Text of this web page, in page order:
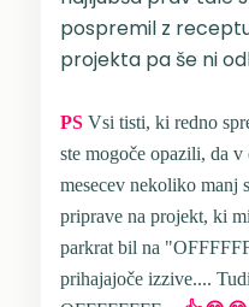
pospremil z
projekta pa še ni
PS Vsi tisti, ki redno
ste mogoče opazili, da
mesecev nekoliko manj
priprave na projekt, ki
parkrat bil na
prihajajoče izzive....